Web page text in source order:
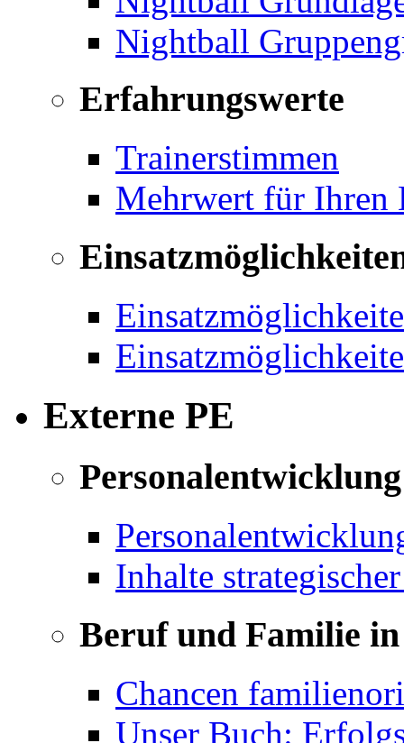
Nightball
Erfahrungswerte
Trainerstimmen
Mehrwert für Ihren
Externe PE
Inhalte
Beruf und Familie
Chancen
Unser Buch: